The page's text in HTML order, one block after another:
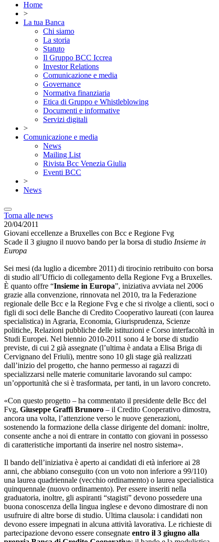
Home
>
La tua Banca
Chi siamo
La storia
Statuto
Il Gruppo BCC Iccrea
Investor Relations
Comunicazione e media
Governance
Normativa finanziaria
Etica di Gruppo e Whistleblowing
Documenti e informative
Servizi digitali
>
Comunicazione e media
News
Mailing List
Rivista Bcc Venezia Giulia
Eventi BCC
>
News
Torna alle news
20/04/2011
Giovani eccellenze a Bruxelles con Bcc e Regione Fvg
Scade il 3 giugno il nuovo bando per la borsa di studio Insieme in
Europa
Sei mesi (da luglio a dicembre 2011) di tirocinio retribuito con borsa
di studio all’Ufficio di collegamento della Regione Fvg a Bruxelles.
È quanto offre “Insieme in Europa”, iniziativa avviata nel 2006
grazie alla convenzione, rinnovata nel 2010, tra la Federazione
regionale delle Bcc e la Regione Fvg e che si rivolge a clienti, soci o
figli di soci delle Banche di Credito Cooperativo laureati (con laurea
specialistica) in Agraria, Economia, Giurisprudenza, Scienze
politiche, Relazioni pubbliche delle istituzioni e Corso interfacoltà in
Studi Europei. Nel biennio 2010-2011 sono 4 le borse di studio
previste, di cui 2 già assegnate (l’ultima è andata a Elisa Briga di
Cervignano del Friuli), mentre sono 10 gli stage già realizzati
dall’inizio del progetto, che hanno permesso ai ragazzi di
specializzarsi nelle materie comunitarie lavorando sul campo:
un’opportunità che si è trasformata, per tanti, in un lavoro concreto.
«Con questo progetto – ha commentato il presidente delle Bcc del
Fvg, Giuseppe Graffi Brunoro – il Credito Cooperativo dimostra,
ancora una volta, l’attenzione verso le nuove generazioni,
sostenendo la formazione della classe dirigente del domani: inoltre,
consente anche a noi di entrare in contatto con giovani in possesso
di caratteristiche importanti da inserire nel nostro sistema».
Il bando dell’iniziativa è aperto ai candidati di età inferiore ai 28
anni, che abbiano conseguito (con un voto non inferiore a 99/110)
una laurea quadriennale (vecchio ordinamento) o laurea specialistica
quinquennale (nuovo ordinamento). Per essere inseriti nella
graduatoria, inoltre, gli aspiranti “stagisti” devono possedere una
buona conoscenza della lingua inglese e devono dimostrare di non
usufruire di altre borse di studio. Ultima clausola: i candidati non
devono essere impegnati in alcuna attività lavorativa. Le richieste di
partecipazione devono essere consegnate entro il 3 giugno alla